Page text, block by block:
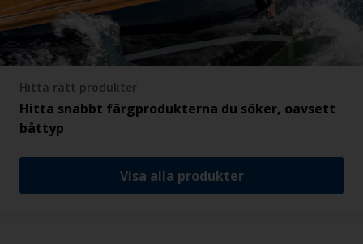
Hitta rätt produkter
Hitta snabbt färgprodukterna du söker, oavsett
båttyp
Visa alla produkter